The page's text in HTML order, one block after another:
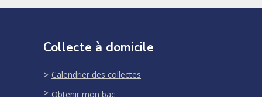
Collecte à domicile
Calendrier des collectes
Obtenir mon bac